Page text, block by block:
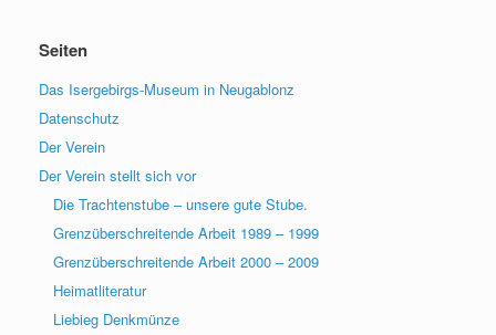
Seiten
Das Isergebirgs-Museum in Neugablonz
Datenschutz
Der Verein
Der Verein stellt sich vor
Die Trachtenstube – unsere gute Stube.
Grenzüberschreitende Arbeit 1989 – 1999
Grenzüberschreitende Arbeit 2000 – 2009
Heimatliteratur
Liebieg Denkmünze